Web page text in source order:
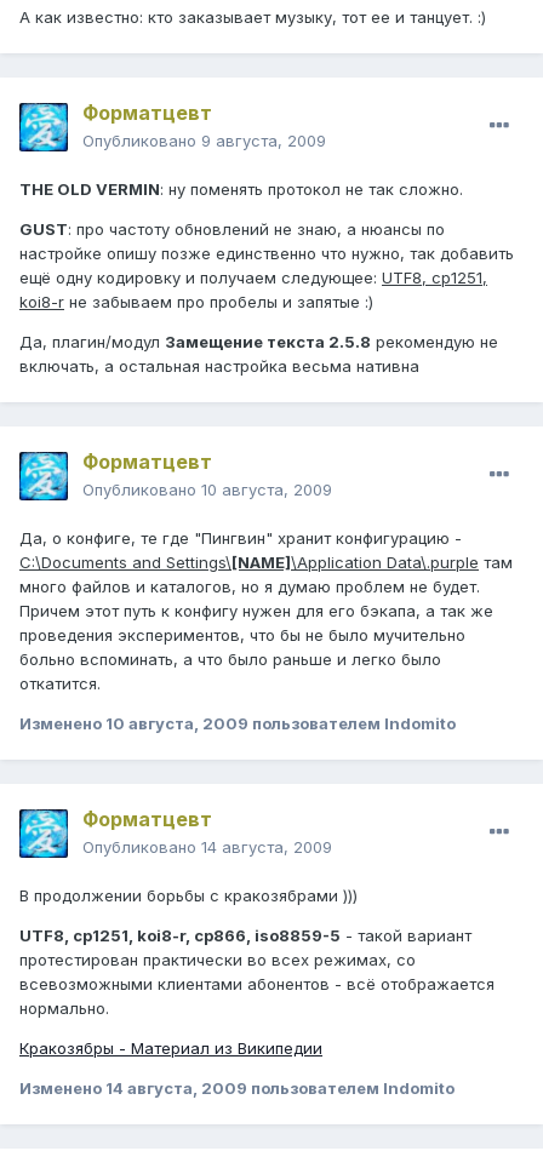
А как известно: кто заказывает музыку, тот ее и танцует. :)
Форматцевт
Опубликовано 9 августа, 2009
THE OLD VERMIN: ну поменять протокол не так сложно.
GUST: про частоту обновлений не знаю, а нюансы по
настройке опишу позже единственно что нужно, так добавить
ещё одну кодировку и получаем следующее: UTF8, cp1251,
koi8-r не забываем про пробелы и запятые :)
Да, плагин/модул Замещение текста 2.5.8 рекомендую не
включать, а остальная настройка весьма нативна
Форматцевт
Опубликовано 10 августа, 2009
Да, о конфиге, те где "Пингвин" хранит конфигурацию -
C:\Documents and Settings\[NAME]\Application Data\.purple там
много файлов и каталогов, но я думаю проблем не будет.
Причем этот путь к конфигу нужен для его бэкапа, а так же
проведения экспериментов, что бы не было мучительно
больно вспоминать, а что было раньше и легко было
откатится.
Изменено 10 августа, 2009 пользователем Indomito
Форматцевт
Опубликовано 14 августа, 2009
В продолжении борьбы с кракозябрами )))
UTF8, cp1251, koi8-r, cp866, iso8859-5 - такой вариант
протестирован практически во всех режимах, со
всевозможными клиентами абонентов - всё отображается
нормально.
Кракозябры - Материал из Википедии
Изменено 14 августа, 2009 пользователем Indomito